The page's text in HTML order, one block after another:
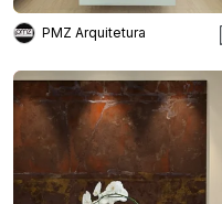
PMZ Arquitetura